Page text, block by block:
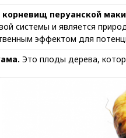
корневищ перуанской
системы и является
эффектом для
Это плоды дерева,